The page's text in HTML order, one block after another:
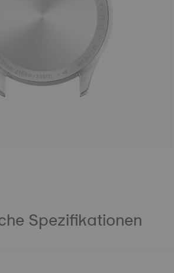
Spezifikationen